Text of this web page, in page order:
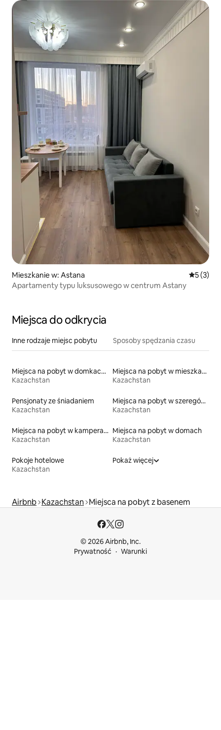
Mieszkanie w: Astana Średnia
5 (3)
Apartamenty typu luksusowego w centrum Astany
Miejsca do odkrycia
Inne rodzaje miejsc pobytu Sposoby spędzania czasu
Miejsca na pobyt w domkach gościnnych
Kazachstan
Miejsca na pobyt w mieszkaniach typu condo
Kazachstan
Pensjonaty ze śniadaniem
Kazachstan
Miejsca na pobyt w szeregówkach
Kazachstan
Miejsca na pobyt w kamperach
Kazachstan
Miejsca na pobyt w domach
Kazachstan
Pokoje hotelowe
Kazachstan
Pokaż więcej
Airbnb Kazachstan Miejsca na pobyt z basenem
© 2026 Airbnb, Inc.
Prywatność
Warunki